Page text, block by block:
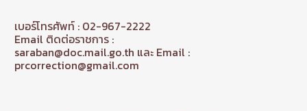
เบอร์โทรศัพท์ : 02-967-2222
Email ติดต่อราชการ :
saraban@doc.mail.go.th และ Email :
prcorrection@gmail.com